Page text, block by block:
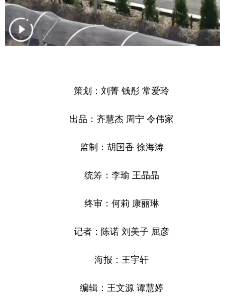
策划：刘菁 钱彤 常爱玲
出品：齐慧杰 周宁 令伟家
监制：胡国香 徐海涛
统筹：李瑜 王晶晶
终审：何莉 康丽琳
记者：陈诺 刘美子 屈彦
海报：王宇轩
编辑：王文源 谭慧婷